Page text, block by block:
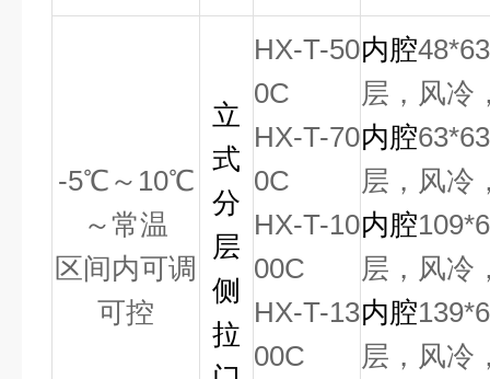
-5℃ ～ 10℃
～常温
区间内可调
可控
立
式
分
层
侧
拉
HX-T-50
0C
HX-T-70
0C
HX-T-10
00C
HX-T-13
00C
内腔
层，风冷
内腔
层，风冷
内腔
层，风冷
内腔
层，风冷